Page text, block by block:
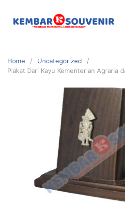
Home
Uncategorized
Plakat Dari Kayu Kementerian Agraria